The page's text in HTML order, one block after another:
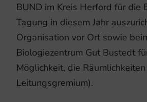
BUND im Kreis Herford für die
Tagung in diesem Jahr
Organisation vor Ort sowie
Biologiezentrum Gut Bustedt
Möglichkeit, die
Leitungsgremium).